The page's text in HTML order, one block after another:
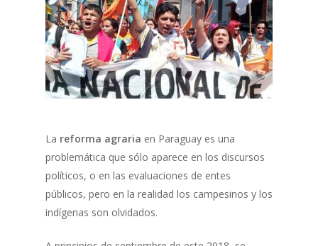
La reforma agraria en Paraguay es una
problemática que sólo aparece en los discursos
políticos, o en las evaluaciones de entes
públicos, pero en la realidad los campesinos y los
indígenas son olvidados.